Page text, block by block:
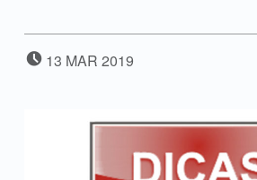
POSTADO EM:
13 MAR 2019